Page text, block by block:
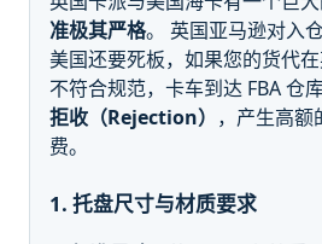
准极其严格。 英国亚马逊对入
美国还要死板，如果您的货代
不符合规范，卡车到达 FBA 仓
拒收（Rejection） ，产生高额
费。
1. 托盘尺寸与材质要求